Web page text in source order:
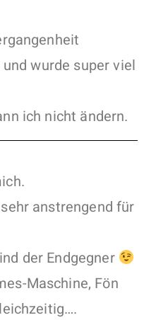
wurde super viel
ich nicht ändern.
anstrengend für
der Endgegner
Maschine, Fön